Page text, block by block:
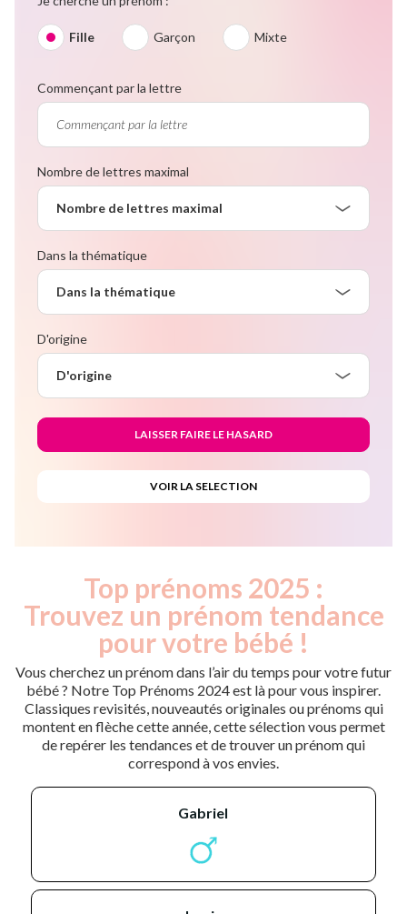
Fille Garçon Mixte
Commençant par la lettre
Nombre de lettres maximal
Nombre de lettres maximal
Dans la thématique
Dans la thématique
D'origine
D'origine
Top prénoms 2025 :
Trouvez un prénom tendance
pour votre bébé !
Vous cherchez un prénom dans l’air du temps pour votre futur
bébé ? Notre Top Prénoms 2024 est là pour vous inspirer.
Classiques revisités, nouveautés originales ou prénoms qui
montent en flèche cette année, cette sélection vous permet
de repérer les tendances et de trouver un prénom qui
correspond à vos envies.
gabriel